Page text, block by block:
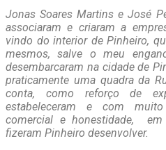
Jonas Soares Martins e José
associaram e criaram a
vindo do interior de Pinheiro,
mesmos, salve o meu
desembarcaram na cidade de
praticamente uma quadra da
conta, como reforço de
estabeleceram e com
comercial e honestidade,
fizeram Pinheiro desenvolver.